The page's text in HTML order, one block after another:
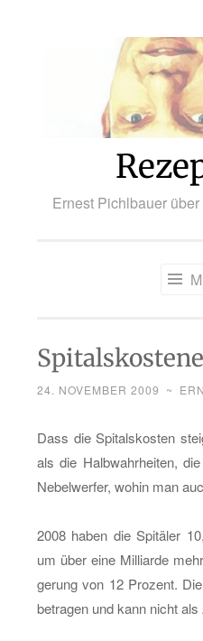
Ernest Pichlbauer
24. NOVEMBER 2009 ~
Dass die Spi­tals­kos­ten
als die Halb­wahr­hei­ten,
Ne­bel­wer­fer, wohin man
2008 haben die Spi­tä­ler
um über eine Mil­li­ar­de
ge­rung von 12 Pro­zent.
be­tra­gen und kann nicht